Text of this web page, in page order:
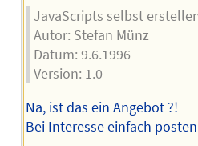
JavaScripts selbst
Autor: Stefan Münz
Datum: 9.6.1996
Version: 1.0
Na, ist das ein Angebot ?!
Bei Interesse einfach